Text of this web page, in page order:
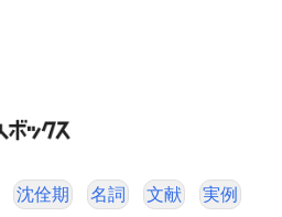
沈佺期 名詞 文献 実例